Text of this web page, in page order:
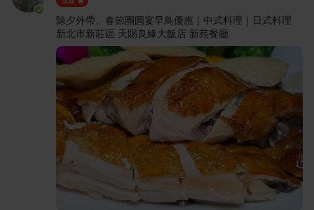
除夕外帶、春節團圓宴早鳥優惠｜中式料理｜日式料理
新北市新莊區 天賜良緣大飯店 新苑餐廳